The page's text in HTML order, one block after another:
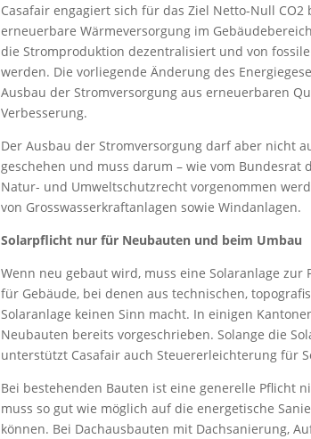
Casafair engagiert sich für das Ziel Netto-Null
erneuerbare Wärmeversorgung im
die Stromproduktion dezentralisiert und von
werden. Die vorliegende Änderung des
Ausbau der Stromversorgung aus erneuerbaren
Verbesserung.
Der Ausbau der Stromversorgung darf aber nicht
geschehen und muss darum – wie vom
Natur- und Umweltschutzrecht vorgenommen
von Grosswasserkraftanlagen sowie Windanlagen.
Solarpflicht nur für Neubauten und beim Umbau
Wenn neu gebaut wird, muss eine Solaranlage
für Gebäude, bei denen aus technischen,
Solaranlage keinen Sinn macht. In einigen
Neubauten bereits vorgeschrieben. Solange die
unterstützt Casafair auch Steuererleichterung für
Bei bestehenden Bauten ist eine generelle Pflicht
muss so gut wie möglich auf die energetische
können. Bei Dachausbauten mit Dachsanierung,